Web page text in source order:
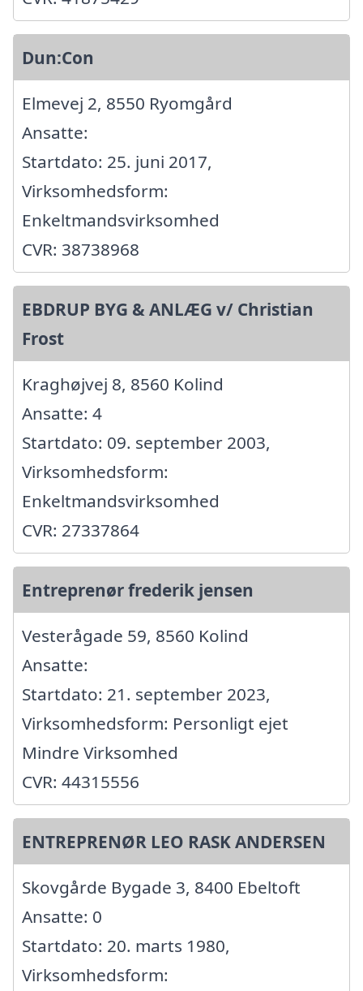
Dun:Con
Elmevej 2, 8550 Ryomgård
Ansatte:
Startdato: 25. juni 2017,
Virksomhedsform:
Enkeltmandsvirksomhed
CVR: 38738968
EBDRUP BYG & ANLÆG v/ Christian
Frost
Kraghøjvej 8, 8560 Kolind
Ansatte: 4
Startdato: 09. september 2003,
Virksomhedsform:
Enkeltmandsvirksomhed
CVR: 27337864
Entreprenør frederik jensen
Vesterågade 59, 8560 Kolind
Ansatte:
Startdato: 21. september 2023,
Virksomhedsform: Personligt ejet
Mindre Virksomhed
CVR: 44315556
ENTREPRENØR LEO RASK ANDERSEN
Skovgårde Bygade 3, 8400 Ebeltoft
Ansatte: 0
Startdato: 20. marts 1980,
Virksomhedsform: